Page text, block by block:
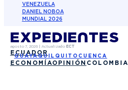
VENEZUELA
DANIEL NOBOA
MUNDIAL 2026
agosto 7, 2026| Actualizado ECT
ECUADOR
GUAYAQUIL QUITO CUENCA
ECONOMÍAOPINIÓN COLOMBIA